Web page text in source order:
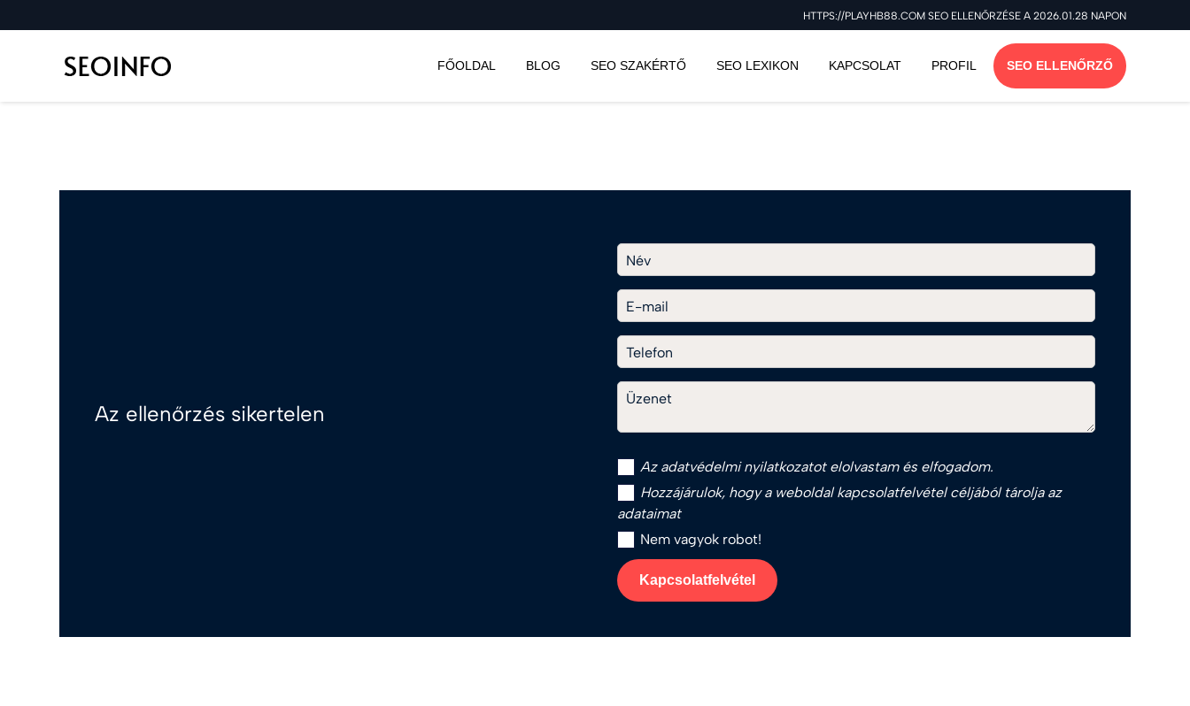
HTTPS://PLAYHB88.COM SEO ELLENŐRZÉSE A 2026.01.28 NAPON
FŐOLDAL BLOG SEO SZAKÉRTŐ SEO LEXIKON KAPCSOLAT PROFIL SEO ELLENŐRZŐ
Az ellenőrzés sikertelen
Név
E-mail
Telefon
Üzenet
Az adatvédelmi nyilatkozatot elolvastam és elfogadom.
Hozzájárulok, hogy a weboldal kapcsolatfelvétel céljából tárolja az
adataimat
Nem vagyok robot!
Kapcsolatfelvétel